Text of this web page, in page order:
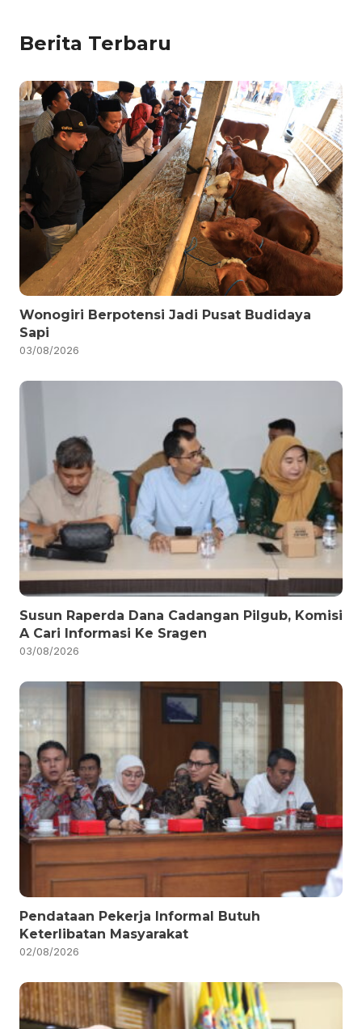
Berita Terbaru
Wonogiri Berpotensi Jadi Pusat Budidaya
Sapi
03/08/2026
Susun Raperda Dana Cadangan Pilgub, Komisi
A Cari Informasi Ke Sragen
03/08/2026
Pendataan Pekerja Informal Butuh
Keterlibatan Masyarakat
02/08/2026